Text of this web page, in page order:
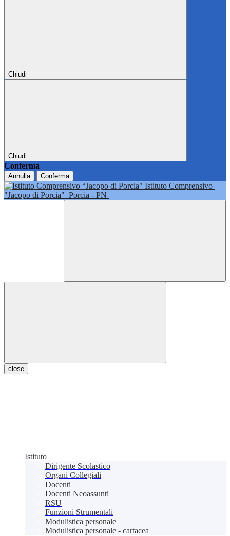
Chiudi
Chiudi
Conferma
Annulla Conferma
Istituto Comprensivo
"Jacopo di Porcia" Porcia - PN
close
Istituto
Dirigente Scolastico
Organi Collegiali
Docenti
Docenti Neoassunti
RSU
Funzioni Strumentali
Modulistica personale
Modulistica personale - cartacea